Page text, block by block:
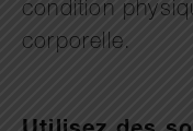
condition
corporelle.